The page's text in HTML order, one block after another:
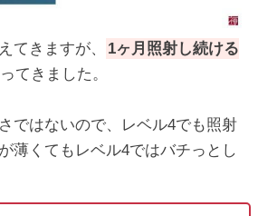
てきますが、
1ヶ月照射し続ける
てきました。
ではないので、レベル4でも照射
薄くてもレベル4ではバチっとし